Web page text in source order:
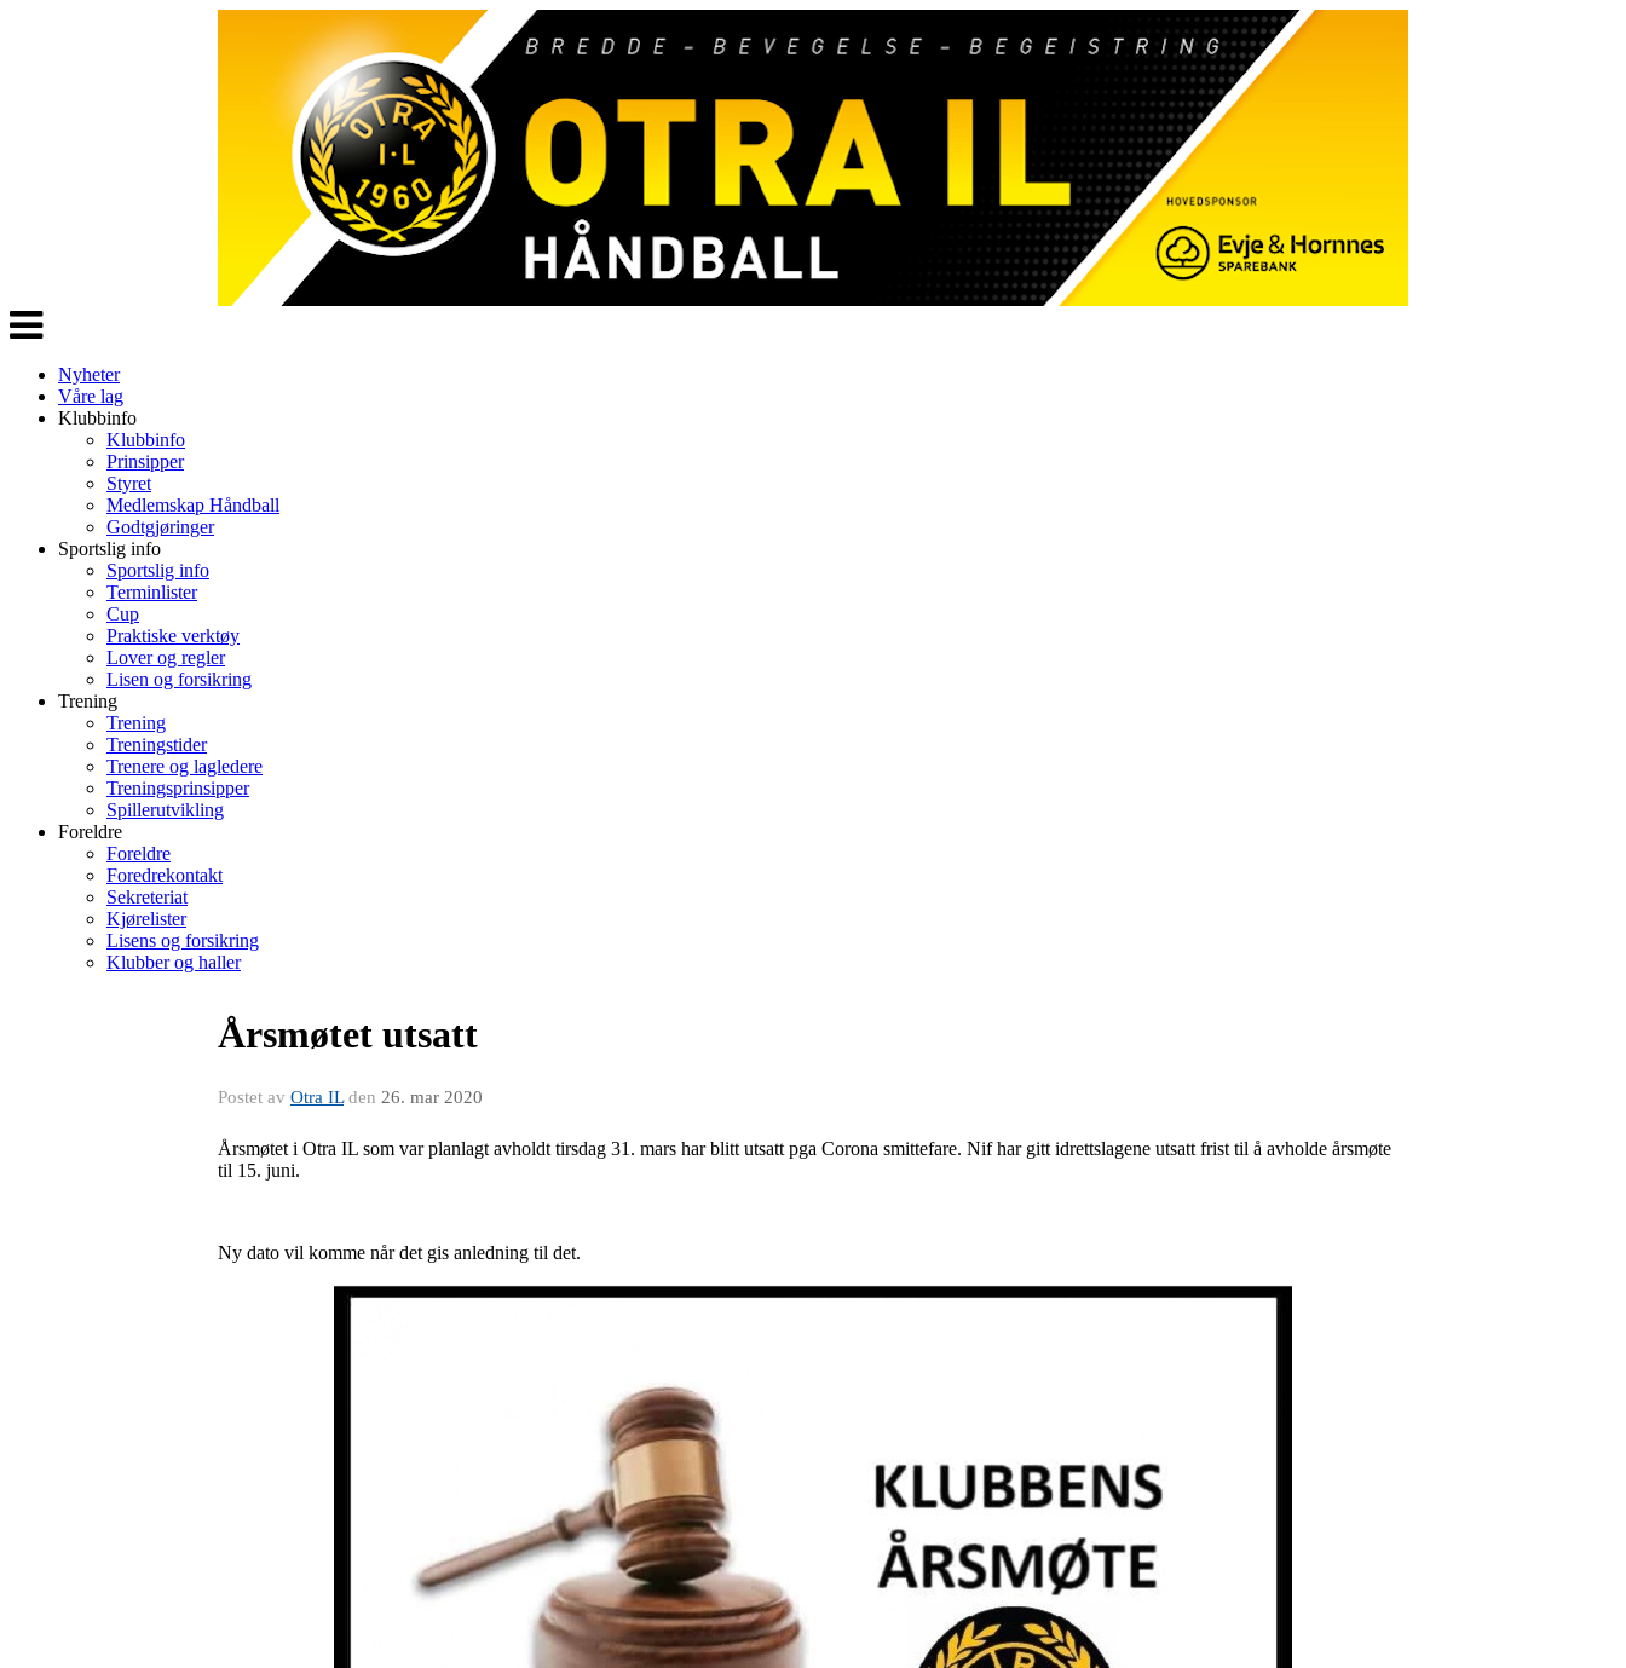
Veksle
navigasjon
Nyheter
Våre lag
Klubbinfo
Klubbinfo
Prinsipper
Styret
Medlemskap Håndball
Godtgjøringer
Sportslig info
Sportslig info
Terminlister
Cup
Praktiske verktøy
Lover og regler
Lisen og forsikring
Trening
Trening
Treningstider
Trenere og lagledere
Treningsprinsipper
Spillerutvikling
Foreldre
Foreldre
Foredrekontakt
Sekreteriat
Kjørelister
Lisens og forsikring
Klubber og haller
Årsmøtet utsatt
Postet av Otra ILden 26. mar 2020
Årsmøtet i Otra IL som var planlagt avholdt tirsdag 31. mars har blitt utsatt pga Corona smittefare. Nif har gitt idrettslagene utsatt frist til å avholde årsmøte
til 15. juni.
Ny dato vil komme når det gis anledning til det.